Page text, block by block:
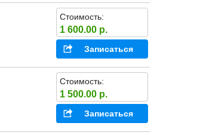
Стоимость:
1 600.00 р.
Записаться
Стоимость:
1 500.00 р.
Записаться